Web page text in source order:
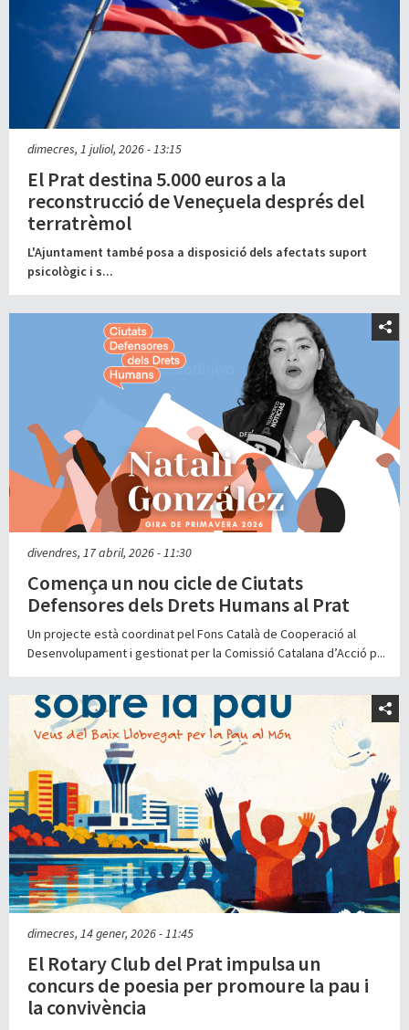
dimecres, 1 juliol, 2026 - 13:15
El Prat destina 5.000 euros a la
reconstrucció de Veneçuela després del
terratrèmol
L'Ajuntament també posa a disposició dels afectats suport
psicològic i s...
divendres, 17 abril, 2026 - 11:30
Comença un nou cicle de Ciutats
Defensores dels Drets Humans al Prat
Un projecte està coordinat pel Fons Català de Cooperació al
Desenvolupament i gestionat per la Comissió Catalana d’Acció p...
dimecres, 14 gener, 2026 - 11:45
El Rotary Club del Prat impulsa un
concurs de poesia per promoure la pau i
la convivència